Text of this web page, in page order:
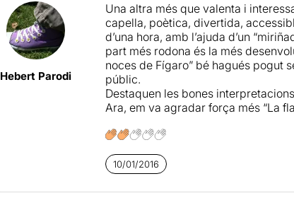
de tan delgado, se acaba
momentos ingeniosos y divertidos,
Figaro.
A pesar de esta sensación de
reconocer un magnífico y exigente
nada trivial: la infinidad de
Gemma Beltran.
Hebert Parodi
Una altra més que valenta i
capella, poètica, divertida,
d’una hora, amb l’ajuda d’un
part més rodona és la més
noces de Fígaro” bé hagués pogut
públic.
Destaquen les bones
Ara, em va agradar força més “La
10/01/2016